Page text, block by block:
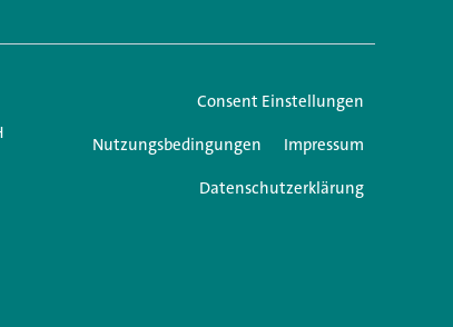
Kommentar
Consent Einstellungen
Nutzungsbedingungen
Impressum
Datenschutzerklärung